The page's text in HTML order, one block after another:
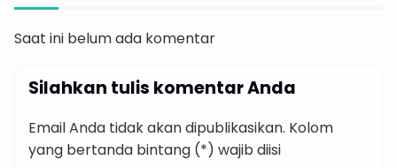
Saat ini belum ada komentar
Silahkan tulis komentar Anda
Email Anda tidak akan dipublikasikan. Kolom
yang bertanda bintang (*) wajib diisi